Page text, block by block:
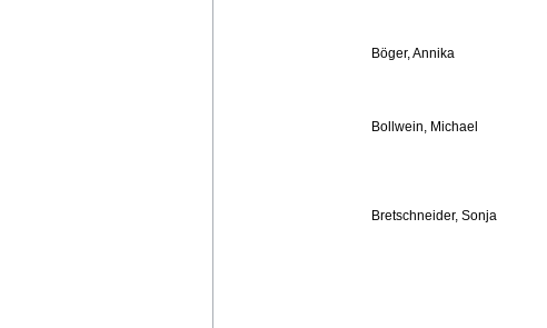
Böger, Annika
Bollwein, Michael
Bretschneider, Sonja